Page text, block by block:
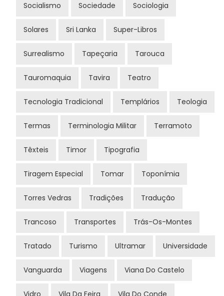
Socialismo Sociedade Sociologia
Solares Sri Lanka Super-Libros
Surrealismo Tapeçaria Tarouca
Tauromaquia Tavira Teatro
Tecnologia Tradicional Templários Teologia
Termas Terminologia Militar Terramoto
Têxteis Timor Tipografia
Tiragem Especial Tomar Toponímia
Torres Vedras Tradições Tradução
Trancoso Transportes Trás-Os-Montes
Tratado Turismo Ultramar Universidade
Vanguarda Viagens Viana Do Castelo
Vidro Vila Da Feira Vila Do Conde